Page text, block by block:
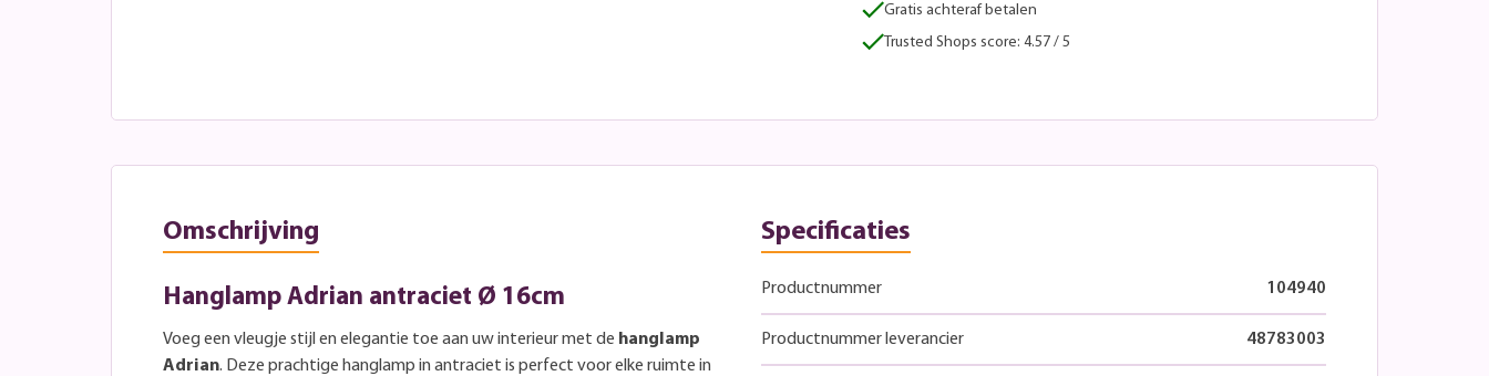
Gratis achteraf betalen
Trusted Shops score: 4.57 / 5
Omschrijving
Hanglamp Adrian antraciet Ø 16cm
Voeg een vleugje stijl en elegantie toe aan uw interieur met de hanglamp
Adrian. Deze prachtige hanglamp in antraciet is perfect voor elke ruimte in
Specificaties
Productnummer 104940
Productnummer leverancier 48783003